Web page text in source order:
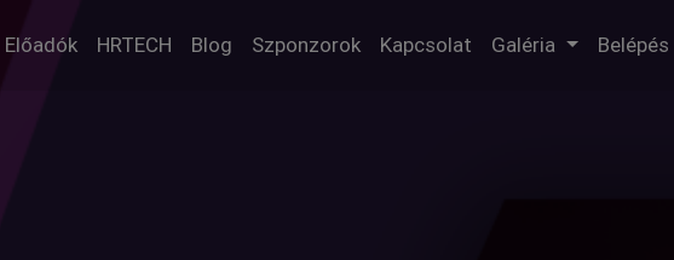
Előadók HRTECH Blog Szponzorok(current)
Kapcsolat Galéria Belépés